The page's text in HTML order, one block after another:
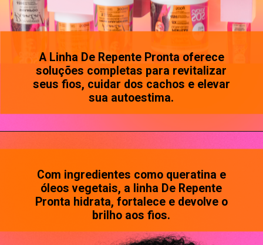
A Linha De Repente Pronta oferece
soluções completas para revitalizar
seus fios, cuidar dos cachos e elevar
sua autoestima.
Opening https://www.salonline.com.br/kit-completo-sos-cachos-de-repente-pronta
Com ingredientes como queratina e
óleos vegetais, a linha De Repente
Pronta hidrata, fortalece e devolve o
brilho aos fios.